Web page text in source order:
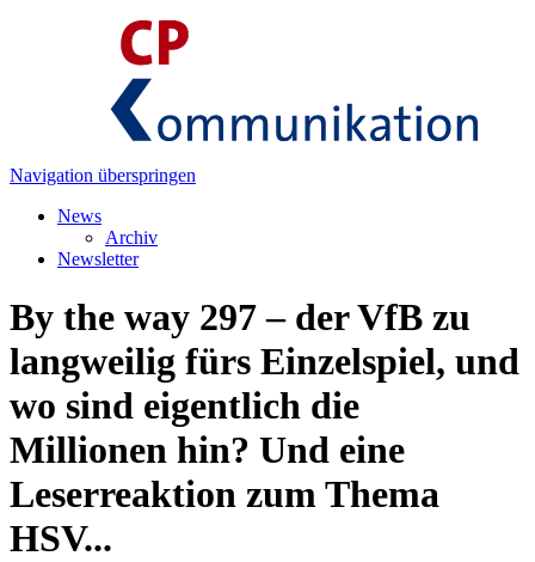
Navigation überspringen
News
Archiv
Newsletter
By the way 297 – der VfB zu
langweilig fürs Einzelspiel, und
wo sind eigentlich die
Millionen hin? Und eine
Leserreaktion zum Thema
HSV...